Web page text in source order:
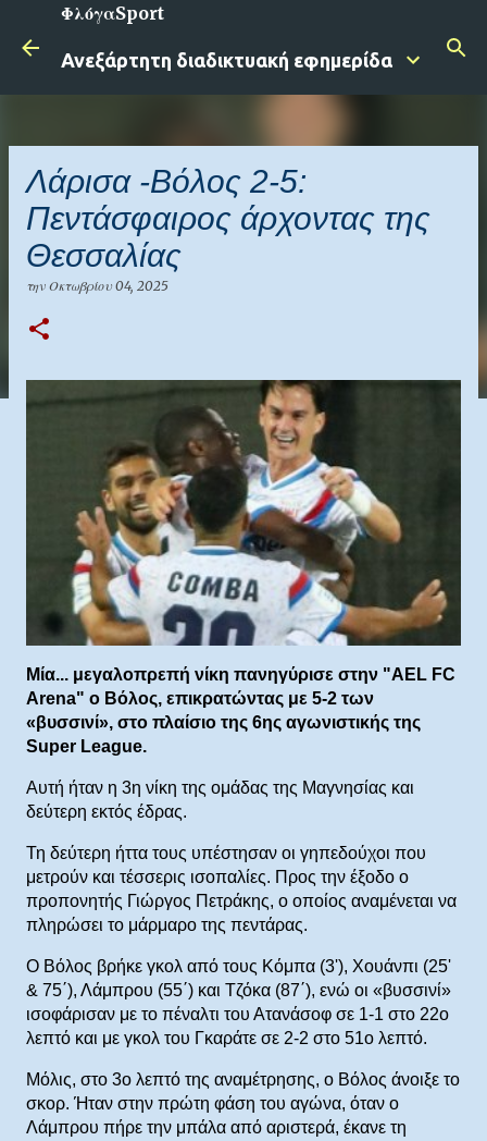
Μετάβαση στο κύριο περιεχόμενο
ΦλόγαSport
Ανεξάρτητη διαδικτυακή εφημερίδα
Λάρισα -Βόλος 2-5:
Πεντάσφαιρος άρχοντας της
Θεσσαλίας
την Οκτωβρίου 04, 2025
Μία... μεγαλοπρεπή νίκη πανηγύρισε στην "AEL FC
Arena" o Βόλος, επικρατώντας με 5-2 των
«βυσσινί», στο πλαίσιο της 6ης αγωνιστικής της
Super League.
Aυτή ήταν η 3η νίκη της ομάδας της Μαγνησίας και
δεύτερη εκτός έδρας.
Τη δεύτερη ήττα τους υπέστησαν οι γηπεδούχοι που
μετρούν και τέσσερις ισοπαλίες. Προς την έξοδο ο
προπονητής Γιώργος Πετράκης, ο οποίος αναμένεται να
πληρώσει το μάρμαρο της πεντάρας.
Ο Βόλος βρήκε γκολ από τους Κόμπα (3'), Χουάνπι (25'
& 75΄), Λάμπρου (55΄) και Τζόκα (87΄), ενώ οι «βυσσινί»
ισοφάρισαν με το πέναλτι του Ατανάσοφ σε 1-1 στο 22ο
λεπτό και με γκολ του Γκαράτε σε 2-2 στο 51ο λεπτό.
Μόλις, στο 3ο λεπτό της αναμέτρησης, ο Βόλος άνοιξε το
σκορ. Ήταν στην πρώτη φάση του αγώνα, όταν ο
Λάμπρου πήρε την μπάλα από αριστερά, έκανε τη